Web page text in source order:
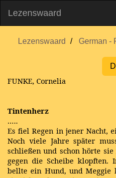
Lezenswaard
Lezenswaard German -
FUNKE, Cornelia
Tintenherz
…..
Es fiel Regen in jener Nacht,
Noch viele Jahre später
schließen und schon hörte
gegen die Scheibe
bellte ein Hund, und Meggie